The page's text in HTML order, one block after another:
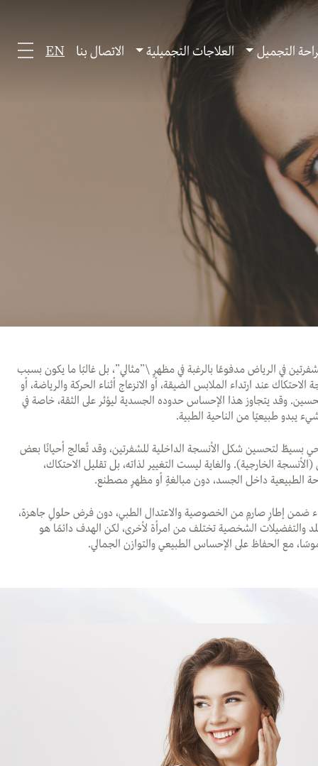
التجميل العلاجات التجميلية الاتصال بنا EN
في الرياض مدفوعًا بالرغبة في مظهرٍ \”مثالي”، بل غالبًا ما يكون بسبب
عند ارتداء الملابس الضيقة، أو الانزعاج أثناء الحركة والرياضة، أو
وقد يتجاوز هذا الإحساس حدوده الجسدية ليؤثر على الثقة، خاصة في
يبدو طبيعيًا من الناحية الطبية.
بسيطٌ لتحسين شكل الأنسجة الداخلية للشفرتين، وقد تُعالج أحيانًا بعض
الخارجية). والغاية ليست التغيير لذاته، بل تقليل الاحتكاك،
الطبيعية داخل الجسد، دون مبالغةٍ أو مظهرٍ مصطنع.
ضمن إطارٍ صارمٍ من الخصوصية والاعتدال الطبي، دون فرض حلولٍ جاهزة،
والتفضيلات الشخصية تختلف من امرأة لأخرى، لكن الهدف دائمًا هو
مع الحفاظ على الإحساس الطبيعي والتوازن الجمالي.